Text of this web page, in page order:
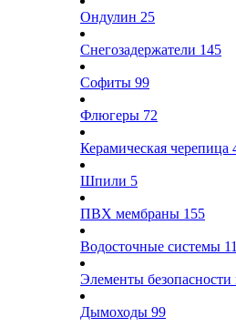
Ондулин 25
Снегозадержатели 145
Софиты 99
Флюгеры 72
Керамическая черепица
Шпили 5
ПВХ мембраны 155
Водосточные системы
Элементы безопасности
Дымоходы 99